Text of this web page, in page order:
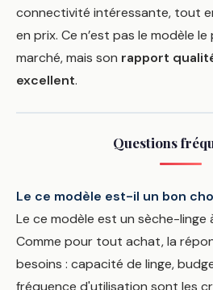
connectivité intéressante, tout
en prix. Ce n’est pas le modèle
marché, mais son rapport
excellent.
Questions
Le ce modèle est-il un bon
Le ce modèle est un sèche-linge
Comme pour tout achat, la
besoins : capacité de linge,